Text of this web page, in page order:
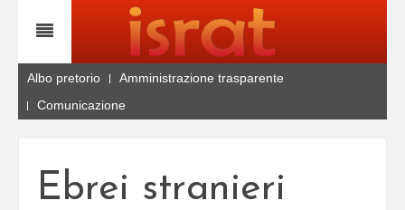
Albo pretorio
Amministrazione trasparente
Comunicazione
Ebrei stranieri